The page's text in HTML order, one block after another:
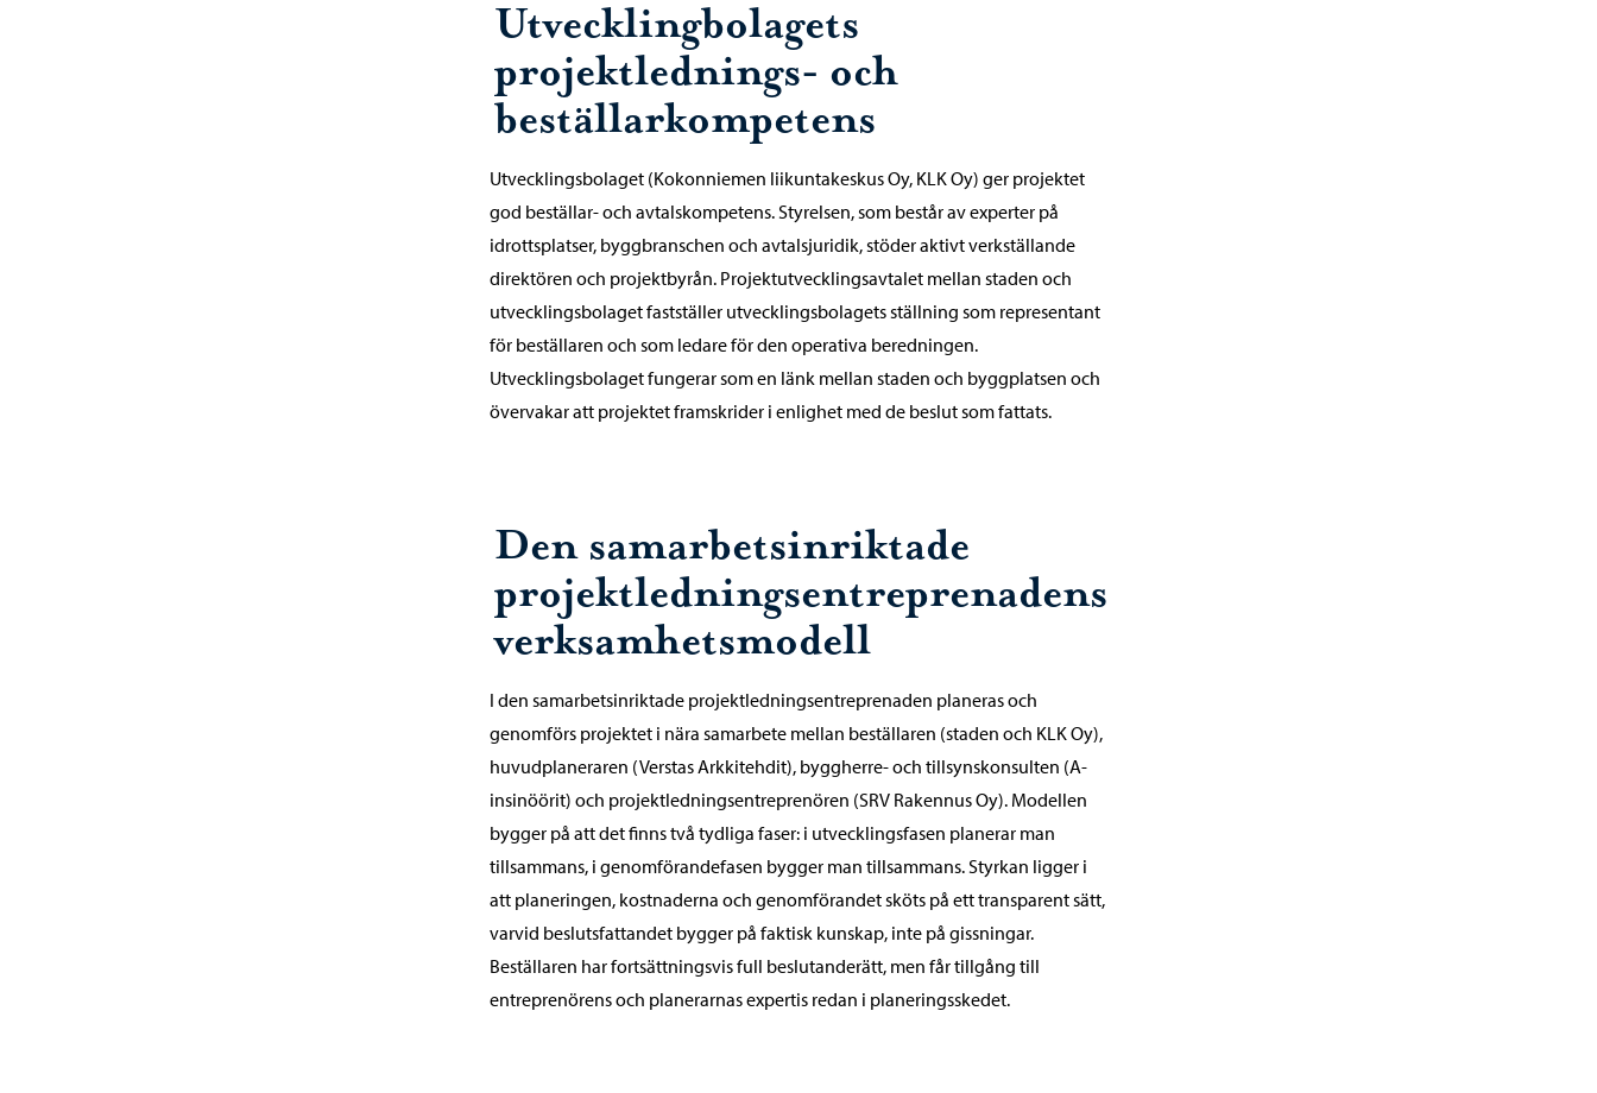
Utvecklingbolagets
projektlednings- och
beställarkompetens
Utvecklingsbolaget (Kokonniemen liikuntakeskus Oy, KLK Oy) ger projektet
god beställar- och avtalskompetens. Styrelsen, som består av experter på
idrottsplatser, byggbranschen och avtalsjuridik, stöder aktivt verkställande
direktören och projektbyrån. Projektutvecklingsavtalet mellan staden och
utvecklingsbolaget fastställer utvecklingsbolagets ställning som representant
för beställaren och som ledare för den operativa beredningen.
Utvecklingsbolaget fungerar som en länk mellan staden och byggplatsen och
övervakar att projektet framskrider i enlighet med de beslut som fattats.
Den samarbetsinriktade
projektledningsentreprenadens
verksamhetsmodell
I den samarbetsinriktade projektledningsentreprenaden planeras och
genomförs projektet i nära samarbete mellan beställaren (staden och KLK Oy),
huvudplaneraren (Verstas Arkkitehdit), byggherre- och tillsynskonsulten (A-
insinöörit) och projektledningsentreprenören (SRV Rakennus Oy). Modellen
bygger på att det finns två tydliga faser: i utvecklingsfasen planerar man
tillsammans, i genomförandefasen bygger man tillsammans. Styrkan ligger i
att planeringen, kostnaderna och genomförandet sköts på ett transparent sätt,
varvid beslutsfattandet bygger på faktisk kunskap, inte på gissningar.
Beställaren har fortsättningsvis full beslutanderätt, men får tillgång till
entreprenörens och planerarnas expertis redan i planeringsskedet.